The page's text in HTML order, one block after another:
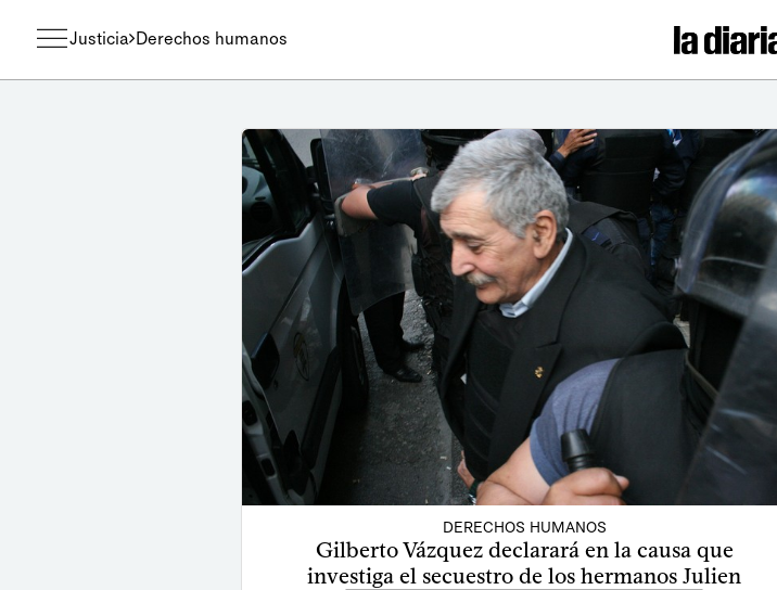
Justicia Derechos humanos
DERECHOS HUMANOS
Gilberto Vázquez declarará en la causa que
investiga el secuestro de los hermanos Julien